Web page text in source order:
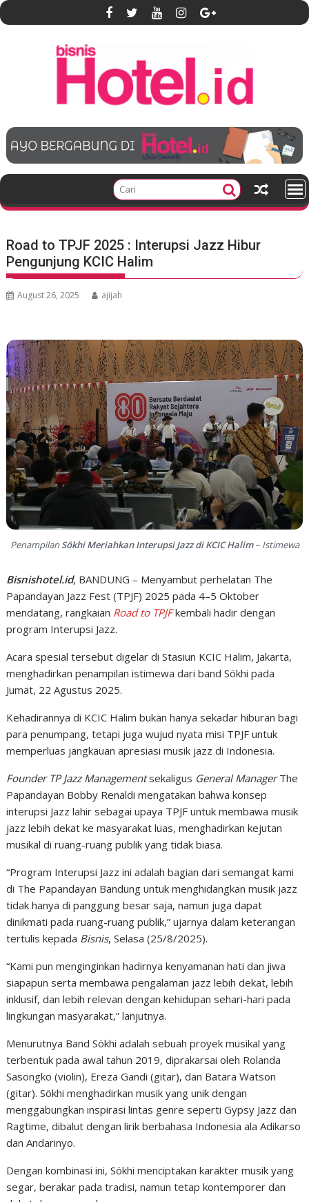
S
k
e
t
Road to TPJF 2025 : Interupsi Jazz Hibur
Pengunjung KCIC Halim
August 26, 2025 ajijah
PenampilanSökhi Meriahkan Interupsi Jazz di KCIC Halim– Istimewa
Bisnishotel.id, BANDUNG – Menyambut perhelatan The
Papandayan Jazz Fest (TPJF) 2025 pada 4–5 Oktober
mendatang, rangkaian Road to TPJFkembali hadir dengan
program Interupsi Jazz.
Acara spesial tersebut digelar di Stasiun KCIC Halim, Jakarta,
menghadirkan penampilan istimewa dari band Sökhi pada
Jumat, 22 Agustus 2025.
Kehadirannya di KCIC Halim bukan hanya sekadar hiburan bagi
para penumpang, tetapi juga wujud nyata misi TPJF untuk
memperluas jangkauan apresiasi musik jazz di Indonesia.
Founder TP Jazz Managementsekaligus General ManagerThe
Papandayan Bobby Renaldi mengatakan bahwa konsep
interupsi Jazz lahir sebagai upaya TPJF untuk membawa musik
jazz lebih dekat ke masyarakat luas, menghadirkan kejutan
musikal di ruang-ruang publik yang tidak biasa.
“Program Interupsi Jazz ini adalah bagian dari semangat kami
di The Papandayan Bandung untuk menghidangkan musik jazz
tidak hanya di panggung besar saja, namun juga dapat
dinikmati pada ruang-ruang publik,” ujarnya dalam keterangan
tertulis kepada Bisnis, Selasa (25/8/2025).
“Kami pun menginginkan hadirnya kenyamanan hati dan jiwa
siapapun serta membawa pengalaman jazz lebih dekat, lebih
inklusif, dan lebih relevan dengan kehidupan sehari-hari pada
lingkungan masyarakat,” lanjutnya.
Menurutnya Band Sökhi adalah sebuah proyek musikal yang
terbentuk pada awal tahun 2019, diprakarsai oleh Rolanda
Sasongko (violin), Ereza Gandi (gitar), dan Batara Watson
(gitar). Sökhi menghadirkan musik yang unik dengan
menggabungkan inspirasi lintas genre seperti Gypsy Jazz dan
Ragtime, dibalut dengan lirik berbahasa Indonesia ala Adikarso
dan Andarinyo.
Dengan kombinasi ini, Sökhi menciptakan karakter musik yang
segar, berakar pada tradisi, namun tetap kontemporer dan